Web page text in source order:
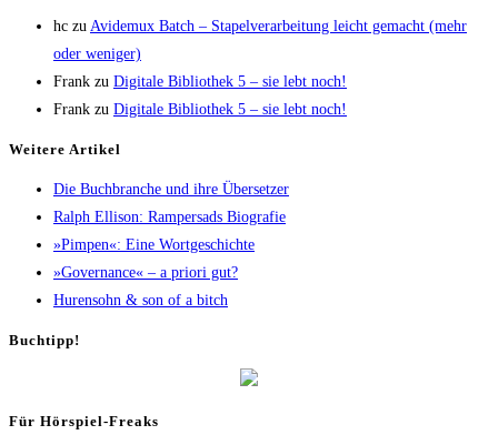
hc zu Avi­de­mux Batch – Sta­pel­ver­ar­bei­tung leicht gemacht (mehr
oder weniger)
Frank zu Digi­ta­le Biblio­thek 5 – sie lebt noch!
Frank zu Digi­ta­le Biblio­thek 5 – sie lebt noch!
Wei­te­re Artikel
Die Buch­bran­che und ihre Übersetzer
Ralph Elli­son: Ram­pers­ads Biografie
»Pim­pen«: Eine Wortgeschichte
»Gover­nan­ce« – a prio­ri gut?
Huren­sohn & son of a bitch
Buch­tipp!
Für Hör­spiel-Freaks